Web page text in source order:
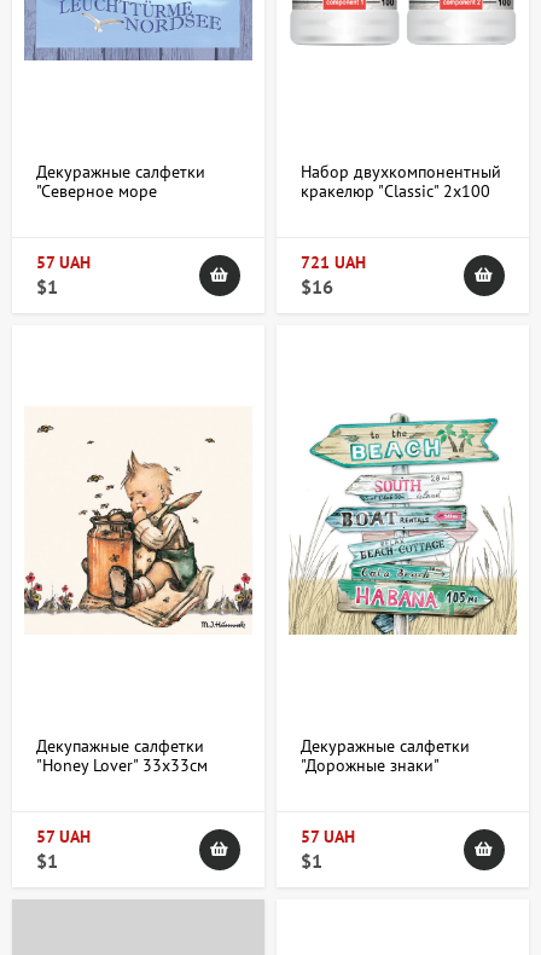
Декуражные салфетки
"Северное море
57 UAH
$1
Набор двухкомпонентный
кракелюр "Classic" 2x100
721 UAH
$16
Декупажные салфетки
"Honey Lover" 33х33см
57 UAH
$1
Декуражные салфетки
"Дорожные знаки"
57 UAH
$1